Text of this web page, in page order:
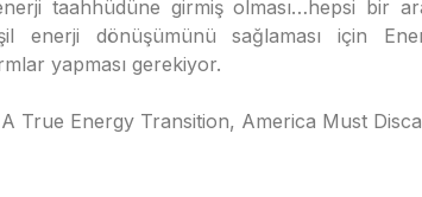
taahhüdüne girmiş olması…hepsi bir
enerji dönüşümünü sağlaması için
yapması gerekiyor.
True Energy Transition, America Must